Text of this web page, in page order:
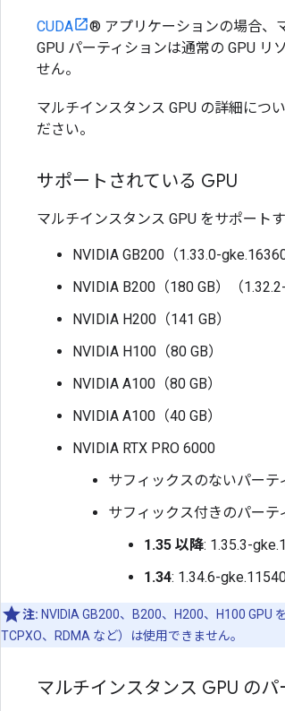
CUDA
® アプリケーションの場合、
GPU パーティションは通常の GPU
せん。
マルチインスタンス GPU の詳細につい
ださい。
サポートされている GPU
マルチインスタンス GPU をサポート
NVIDIA GB200（1.33.0-
NVIDIA B200（180 GB）（
NVIDIA H200（141 GB）
NVIDIA H100（80 GB）
NVIDIA A100（80 GB）
NVIDIA A100（40 GB）
NVIDIA RTX PRO 6000
サフィックスのないパーテ
サフィックス付きのパーテ
1.35 以降: 1.35.3-
1.34: 1.34.6-
注: NVIDIA GB200、B200、H200、H100 GPU
TCPXO、RDMA など）は使用できません。
マルチインスタンス GPU の